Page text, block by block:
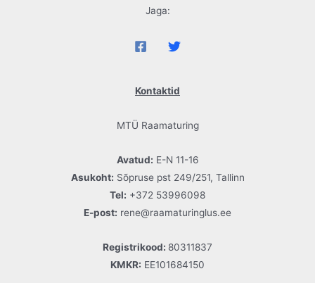
Jaga:
Kontaktid
MTÜ Raamaturing
Avatud: E-N 11-16
Asukoht: Sõpruse pst 249/251, Tallinn
Tel: +372 53996098
E-post: rene@raamaturinglus.ee
Registrikood: 80311837
KMKR: EE101684150